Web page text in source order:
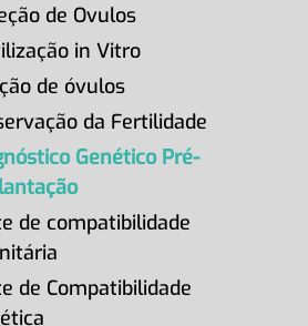
de Ovulos
in Vitro
de óvulos
da Fertilidade
Genético Pré-
de compatibilidade
de Compatibilidade